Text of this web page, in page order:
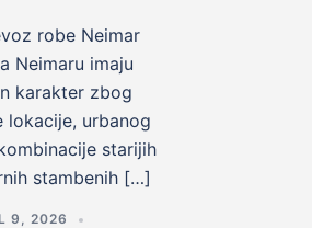
robe Neimar
Neimaru imaju
karakter zbog
lokacije, urbanog
starijih
stambenih […]
9, 2026